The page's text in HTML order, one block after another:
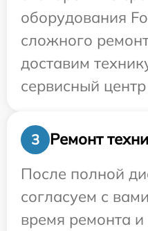
оборудования
сложного
доставим
сервисный
3
Ремонт
После полной
согласуем с
время ремонта